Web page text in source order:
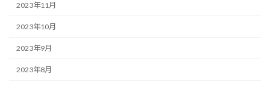
2023年11月
2023年10月
2023年9月
2023年8月